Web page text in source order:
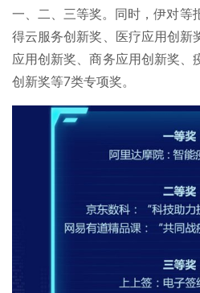
一、二、三等奖。同时，伊对等
得云服务创新奖、医疗应用创新
应用创新奖、商务应用创新奖、
创新奖等7类专项奖。